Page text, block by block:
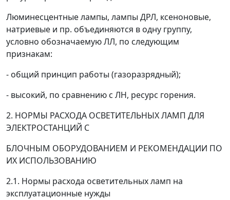
Люминесцентные лампы, лампы ДРЛ, ксеноновые,
натриевые и пр. объединяются в одну группу,
условно обозначаемую ЛЛ, по следующим
признакам:
- общий принцип работы (газоразрядный);
- высокий, по сравнению с ЛН, ресурс горения.
2. НОРМЫ РАСХОДА ОСВЕТИТЕЛЬНЫХ ЛАМП ДЛЯ
ЭЛЕКТРОСТАНЦИЙ С
БЛОЧНЫМ ОБОРУДОВАНИЕМ И РЕКОМЕНДАЦИИ ПО
ИХ ИСПОЛЬЗОВАНИЮ
2.1. Нормы расхода осветительных ламп на
эксплуатационные нужды